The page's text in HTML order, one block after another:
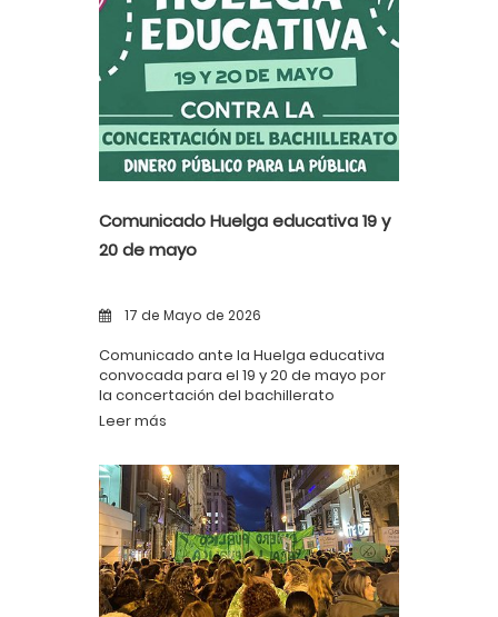
Comunicado Huelga educativa 19 y
20 de mayo
17 de Mayo de 2026
Comunicado ante la Huelga educativa
convocada para el 19 y 20 de mayo por
la concertación del bachillerato
Leer más